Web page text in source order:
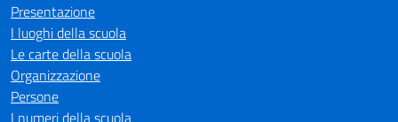
Presentazione
I luoghi della scuola
Le carte della scuola
Organizzazione
Persone
I numeri della scuola